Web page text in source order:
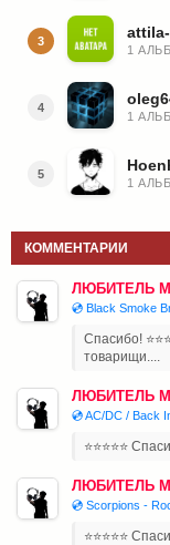
3
1
4
1
5
1
КОММЕНТАРИИ
ЛЮБИТЕЛЬ
💿 Black Smoke
Спасибо!
товарищи....
ЛЮБИТЕЛЬ
💿 AC/DC / Back
⭐⭐⭐⭐⭐
ЛЮБИТЕЛЬ
💿 Scorpions -
⭐⭐⭐⭐⭐